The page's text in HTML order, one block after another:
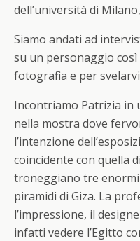
dell’università di
Siamo andati ad
su un personaggio
fotografia e per
Incontriamo Patrizia in
nella mostra dove
l’intenzione
coincidente con quella
troneggiano tre
piramidi di Giza. La
l’impressione, il
infatti vedere l’Egitto